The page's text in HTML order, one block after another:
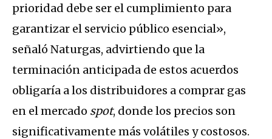
prioridad debe ser el cumplimiento para
garantizar el servicio público esencial»,
señaló Naturgas, advirtiendo que la
terminación anticipada de estos acuerdos
obligaría a los distribuidores a comprar gas
en el mercado spot, donde los precios son
significativamente más volátiles y costosos.